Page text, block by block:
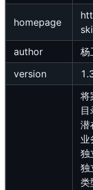
homepage
author
杨
version
将
目
潜
业
独
独
类